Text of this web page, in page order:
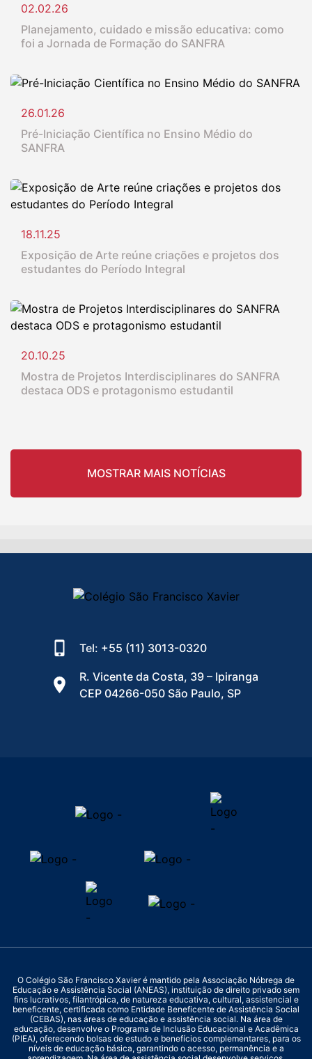
02.02.26
Planejamento, cuidado e missão educativa: como
foi a Jornada de Formação do SANFRA
26.01.26
Pré-Iniciação Científica no Ensino Médio do
SANFRA
18.11.25
Exposição de Arte reúne criações e projetos dos
estudantes do Período Integral
20.10.25
Mostra de Projetos Interdisciplinares do SANFRA
destaca ODS e protagonismo estudantil
MOSTRAR MAIS NOTÍCIAS
Tel: +55 (11) 3013-0320
R. Vicente da Costa, 39 – Ipiranga
CEP 04266-050 São Paulo, SP
O Colégio São Francisco Xavier é mantido pela Associação Nóbrega de
Educação e Assistência Social (ANEAS), instituição de direito privado sem
fins lucrativos, filantrópica, de natureza educativa, cultural, assistencial e
beneficente, certificada como Entidade Beneficente de Assistência Social
(CEBAS), nas áreas de educação e assistência social. Na área de
educação, desenvolve o Programa de Inclusão Educacional e Acadêmica
(PIEA), oferecendo bolsas de estudo e benefícios complementares, para os
níveis de educação básica, garantindo o acesso, permanência e a